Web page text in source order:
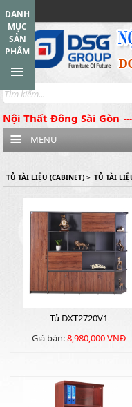
Nội Thất Đông Sài Gòn
DANH
MỤC
SẢN
PHẨM
MENU
TỦ TÀI LIỆU (CABINET) > TỦ TÀI
Tủ DXT2720V1
Giá bán:8,980,000 VNĐ